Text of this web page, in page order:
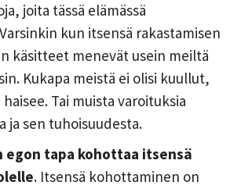
joita tässä elämässä
kun itsensä rakastamisen
käsitteet menevät usein meiltä
Kukapa meistä ei olisi kuullut,
Tai muista varoituksia
ja sen tuhoisuudesta.
egon tapa kohottaa itsensä
. Itsensä kohottaminen on